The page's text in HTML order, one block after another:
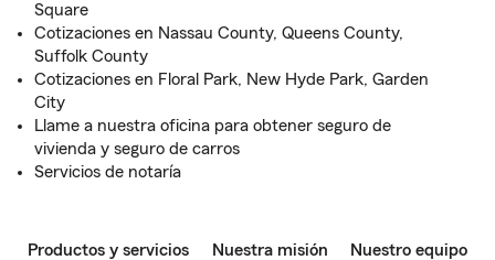
Square
Cotizaciones en Nassau County, Queens County,
Suffolk County
Cotizaciones en Floral Park, New Hyde Park, Garden
City
Llame a nuestra oficina para obtener seguro de
vivienda y seguro de carros
Servicios de notaría
Productos y servicios Nuestra misión Nuestro equipo